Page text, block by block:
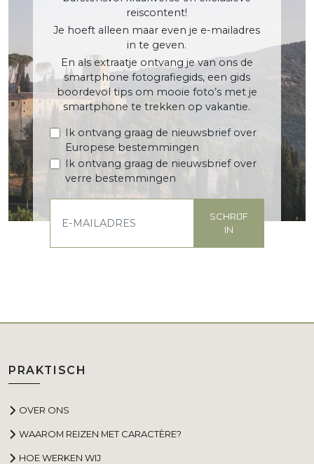
reiscontent!
Je hoeft alleen maar even je e-mailadres
in te geven.
En als extraatje ontvang je van ons de
smartphone fotografiegids, een gids
boordevol tips om mooie foto’s met je
smartphone te trekken op vakantie.
Ik ontvang graag de nieuwsbrief over
Europese bestemmingen
Ik ontvang graag de nieuwsbrief over
verre bestemmingen
SCHRIJF
IN
PRAKTISCH
OVER ONS
WAAROM REIZEN MET CARACTÈRE?
HOE WERKEN WIJ